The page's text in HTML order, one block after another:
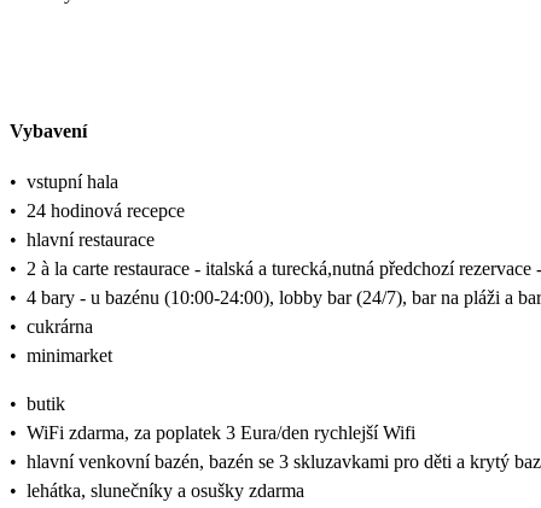
Vybavení
• vstupní hala
• 24 hodinová recepce
• hlavní restaurace
• 2 à la carte restaurace - italská a turecká,nutná předchozí
• 4 bary - u bazénu (10:00-24:00), lobby bar (24/7), bar na pláži a
• cukrárna
• minimarket
• butik
• WiFi zdarma, za poplatek 3 Eura/den rychlejší Wifi
• hlavní venkovní bazén, bazén se 3 skluzavkami pro děti a krytý
• lehátka, slunečníky a osušky zdarma